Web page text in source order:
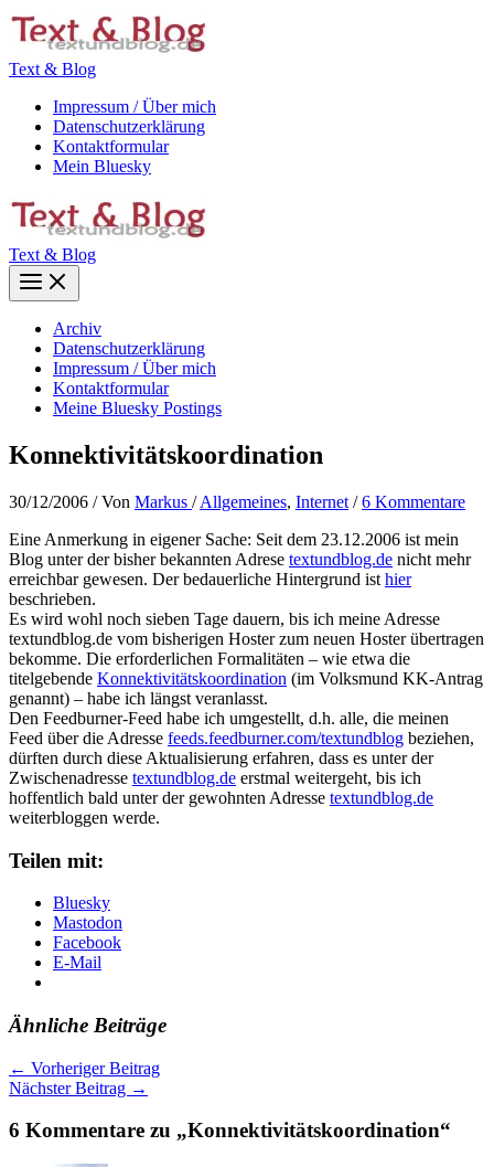
Zum
Inhalt
Text & Blog
Impressum / Über mich
Datenschutzerklärung
Kontaktformular
Mein Bluesky
Text & Blog
Main
Menu
Archiv
Datenschutzerklärung
Impressum / Über mich
Kontaktformular
Meine Bluesky Postings
Konnektivitätskoordination
30/12/2006 / Von Markus /Allgemeines, Internet /6 Kommentare
Eine Anmerkung in eigener Sache: Seit dem 23.12.2006 ist mein
Blog unter der bisher bekannten Adrese textundblog.de nicht mehr
erreichbar gewesen. Der bedauerliche Hintergrund ist hier
beschrieben.
Es wird wohl noch sieben Tage dauern, bis ich meine Adresse
textundblog.de vom bisherigen Hoster zum neuen Hoster übertragen
bekomme. Die erforderlichen Formalitäten – wie etwa die
titelgebende Konnektivitätskoordination (im Volksmund KK-Antrag
genannt) – habe ich längst veranlasst.
Den Feedburner-Feed habe ich umgestellt, d.h. alle, die meinen
Feed über die Adresse feeds.feedburner.com/textundblog beziehen,
dürften durch diese Aktualisierung erfahren, dass es unter der
Zwischenadresse textundblog.de erstmal weitergeht, bis ich
hoffentlich bald unter der gewohnten Adresse textundblog.de
weiterbloggen werde.
Teilen mit:
Bluesky
Mastodon
Facebook
E-Mail
Ähnliche Beiträge
← Vorheriger Beitrag
Nächster Beitrag →
6 Kommentare zu „Konnektivitätskoordination“